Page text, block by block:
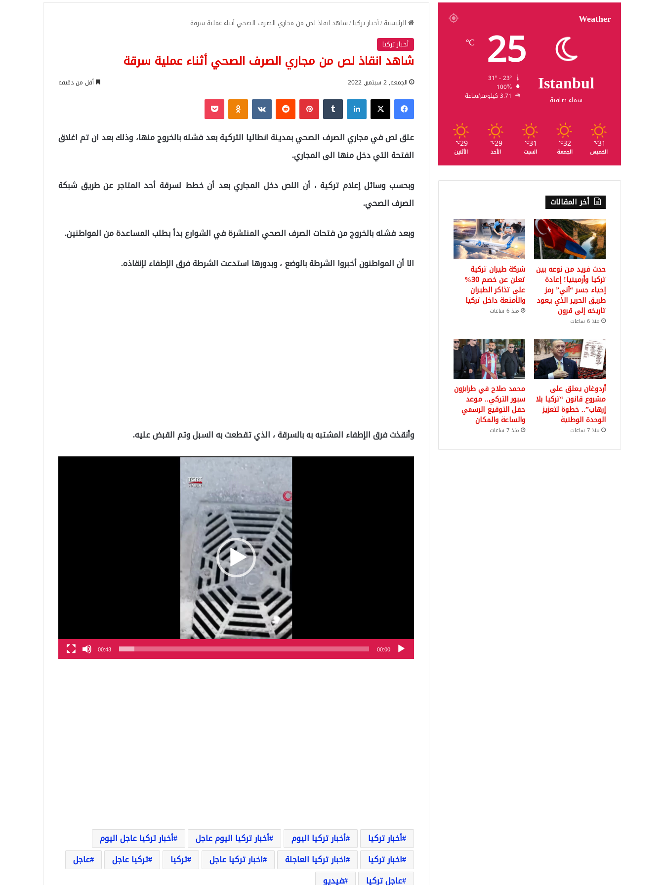
الرئيسية/أخبار تركيا/شاهد انقاذ لص من مجاري الصرف الصحي أثناء عملية سرقة
أخبار تركيا
شاهد انقاذ لص من مجاري الصرف الصحي أثناء عملية سرقة
الجمعة, 2 سبتمبر, 2022 أقل من دقيقة
فيسبوك‫X لينكدإن بينتيريست Odnoklassniki
‫Pocket
علق لص في مجاري الصرف الصحي بمدينة انطاليا التركية بعد فشله بالخروج منها، وذلك بعد ان تم اغلاق
الفتحة التي دخل منها الى المجاري.
وبحسب وسائل إعلام تركية ، أن اللص دخل المجاري بعد أن خطط لسرقة أحد المتاجر عن طريق شبكة
الصرف الصحي.
وبعد فشله بالخروج من فتحات الصرف الصحي المنتشرة في الشوارع بدأ بطلب المساعدة من المواطنين.
الا أن المواطنون أخبروا الشرطة بالوضع ، وبدورها استدعت الشرطة فرق الإطفاء لإنقاذه.
وأنقذت فرق الإطفاء المشتبه به بالسرقة ، الذي تقطعت به السبل وتم القبض عليه.
00:00
00:43
أخبار تركيا أخبار تركيا اليوم أخبار تركيا اليوم عاجل
أخبار تركيا عاجل اليوم
اخبار تركيا
اخبار تركيا العاجلة اخبار تركيا عاجل تركيا تركيا عاجل
عاجل
عاجل تركيا
فيديو
Weather
Istanbul
سماء صافية
25
℃
100%
3.71 كيلومتر/ساعة
31
℃
الخميس
32
℃
الجمعة
31
℃
السبت
29
℃
الأحد
29
℃
الأثنين
أخر المقالات
حدث فريد من نوعه بين
تركيا وأرمينيا! إعادة
إحياء جسر “آني” رمز
طريق الحرير الذي يعود
تاريخه إلى قرون
منذ 6 ساعات
شركة طيران تركية
تعلن عن خصم 30%
على تذاكر الطيران
والأمتعة داخل تركيا
منذ 6 ساعات
أردوغان يعلق على
مشروع قانون “تركيا بلا
إرهاب”.. خطوة لتعزيز
الوحدة الوطنية
منذ 7 ساعات
محمد صلاح في طرابزون
سبور التركي.. موعد
حفل التوقيع الرسمي
والساعة والمكان
منذ 7 ساعات